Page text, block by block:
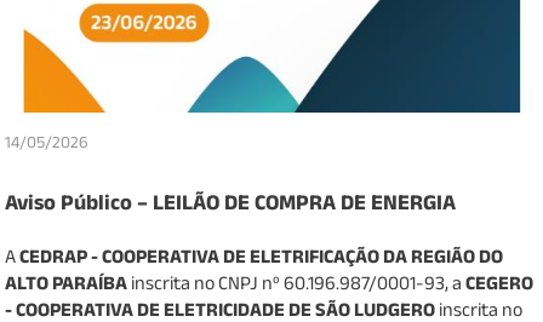
14/05/2026
Aviso Público – LEILÃO DE COMPRA DE ENERGIA
ACEDRAP - COOPERATIVA DE ELETRIFICAÇÃO DA REGIÃO DO
ALTO PARAÍBA inscrita no CNPJ nº 60.196.987/0001-93, aCEGERO
- COOPERATIVA DE ELETRICIDADE DE SÃO LUDGERO inscrita no